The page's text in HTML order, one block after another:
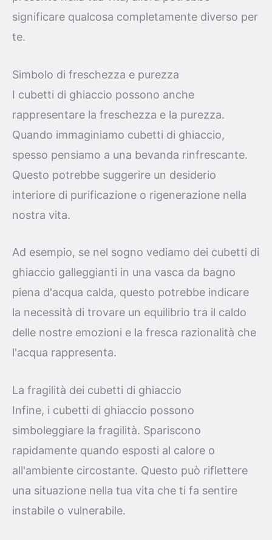
significare qualcosa completamente diverso per
te.
Simbolo di freschezza e purezza
I cubetti di ghiaccio possono anche
rappresentare la freschezza e la purezza.
Quando immaginiamo cubetti di ghiaccio,
spesso pensiamo a una bevanda rinfrescante.
Questo potrebbe suggerire un desiderio
interiore di purificazione o rigenerazione nella
nostra vita.
Ad esempio, se nel sogno vediamo dei cubetti di
ghiaccio galleggianti in una vasca da bagno
piena d'acqua calda, questo potrebbe indicare
la necessità di trovare un equilibrio tra il caldo
delle nostre emozioni e la fresca razionalità che
l'acqua rappresenta.
La fragilità dei cubetti di ghiaccio
Infine, i cubetti di ghiaccio possono
simboleggiare la fragilità. Spariscono
rapidamente quando esposti al calore o
all'ambiente circostante. Questo può riflettere
una situazione nella tua vita che ti fa sentire
instabile o vulnerabile.